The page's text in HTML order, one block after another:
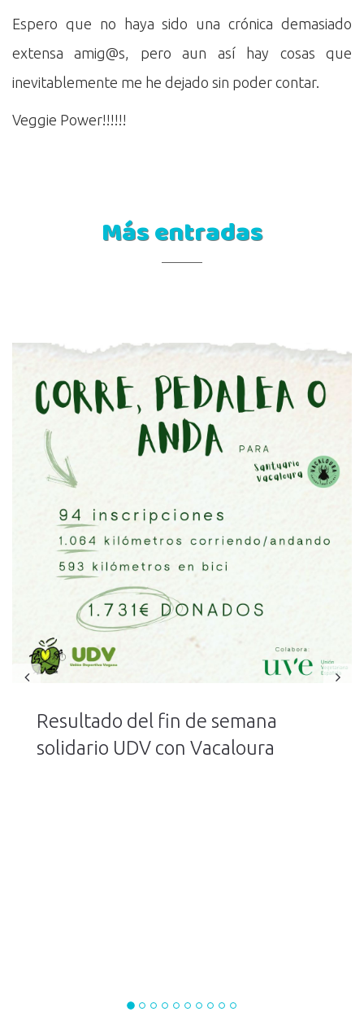
Espero que no haya sido una crónica demasiado
extensa amig@s, pero aun así hay cosas que
inevitablemente me he dejado sin poder contar.
Veggie Power!!!!!!
Más entradas
Resultado del fin de semana
solidario UDV con Vacaloura